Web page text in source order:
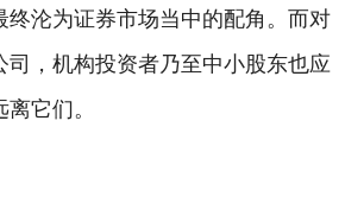
终沦为证券市场当中的配角。而对
，机构投资者乃至中小股东也应
它们。